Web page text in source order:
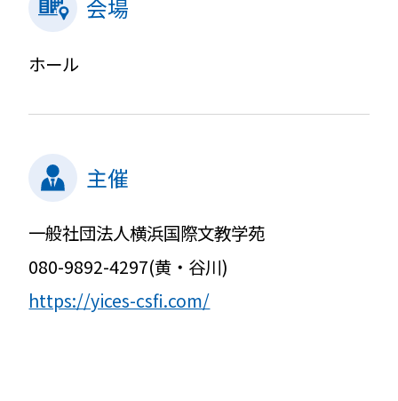
会場
ホール
主催
一般社団法人横浜国際文教学苑
080-9892-4297(黄・谷川)
https://yices-csfi.com/